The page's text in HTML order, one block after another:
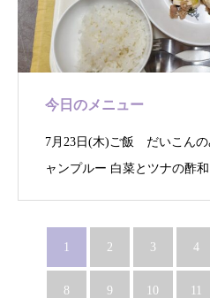
今日のメニュー
7月23日(木)ご飯 だいこん
ャンプルー 白菜とツナの酢
1 2 3 4
8 9 10 11